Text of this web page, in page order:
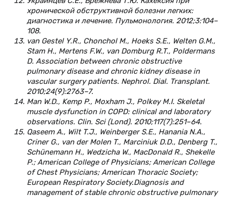
хронической обструктивной болезни легких:
диагностика и лечение. Пульмонология. 2012;3:104–
108.
van Gestel Y.R., Chonchol M., Hoeks S.E., Welten G.M.,
Stam H., Mertens F.W., van Domburg R.T., Poldermans
D. Association between chronic obstructive
pulmonary disease and chronic kidney disease in
vascular surgery patients. Nephrol. Dial. Transplant.
2010;24(9):2763–7.
Man W.D., Kemp P., Moxham J., Polkey M.I. Skeletal
muscle dysfunction in COPD: clinical and laboratory
observations. Clin. Sci (Lond). 2010;117(7):251–64.
Qaseem A., Wilt T.J., Weinberger S.E., Hanania N.A.,
Criner G., van der Molen T., Marciniuk D.D., Denberg T.,
Schünemann H., Wedzicha W., MacDonald R., Shekelle
P.; American College of Physicians; American College
of Chest Physicians; American Thoracic Society;
European Respiratory Society.Diagnosis and
management of stable chronic obstructive pulmonary